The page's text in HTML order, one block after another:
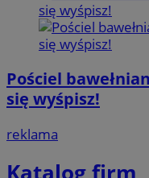
Pościel
się wyśpisz!
reklama